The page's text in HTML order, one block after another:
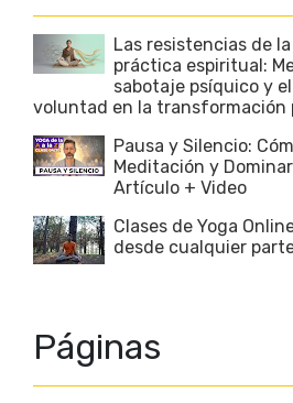
Las resistencias de
práctica espiritual:
sabotaje psíquico y
voluntad en la transformación
Pausa y Silencio:
Meditación y Dominar
Artículo + Video
Clases de Yoga
desde cualquier
Páginas